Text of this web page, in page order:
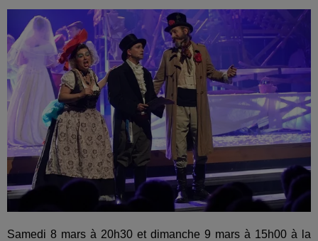
Samedi 8 mars à 20h30 et dimanche 9 mars à 15h00 à la